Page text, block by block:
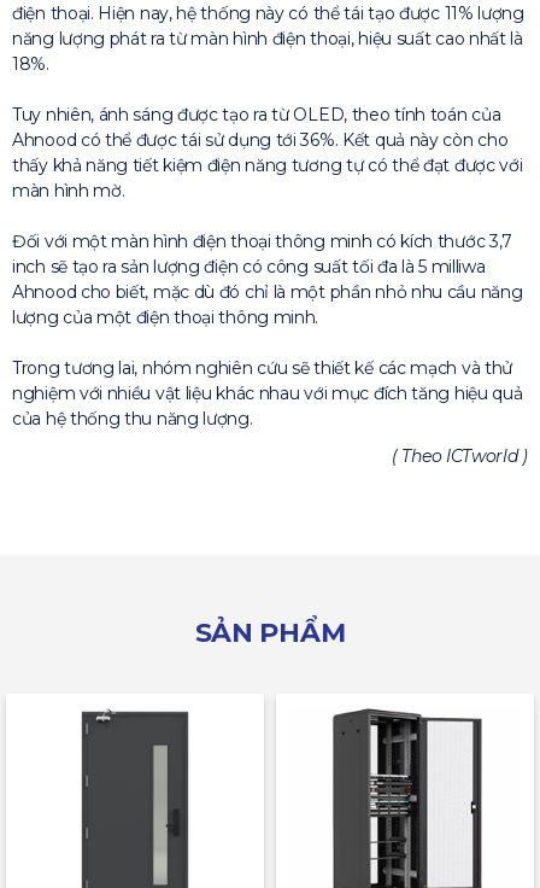
điện thoại. Hiện nay, hệ thống này có thể tái tạo được 11% lượng
năng lượng phát ra từ màn hình điện thoại, hiệu suất cao nhất là
18%.
Tuy nhiên, ánh sáng được tạo ra từ OLED, theo tính toán của
Ahnood có thể được tái sử dụng tới 36%. Kết quả này còn cho
thấy khả năng tiết kiệm điện năng tương tự có thể đạt được với
màn hình mờ.
Đối với một màn hình điện thoại thông minh có kích thước 3,7
inch sẽ tạo ra sản lượng điện có công suất tối đa là 5 milliwa
Ahnood cho biết, mặc dù đó chỉ là một phần nhỏ nhu cầu năng
lượng của một điện thoại thông minh.
Trong tương lai, nhóm nghiên cứu sẽ thiết kế các mạch và thử
nghiệm với nhiều vật liệu khác nhau với mục đích tăng hiệu quả
của hệ thống thu năng lượng.
( Theo ICTworld )
SẢN PHẨM